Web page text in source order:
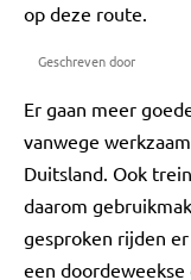
op deze route.
Geschreven door
Er gaan meer
vanwege
Duitsland. Ook
daarom
gesproken rijden
een